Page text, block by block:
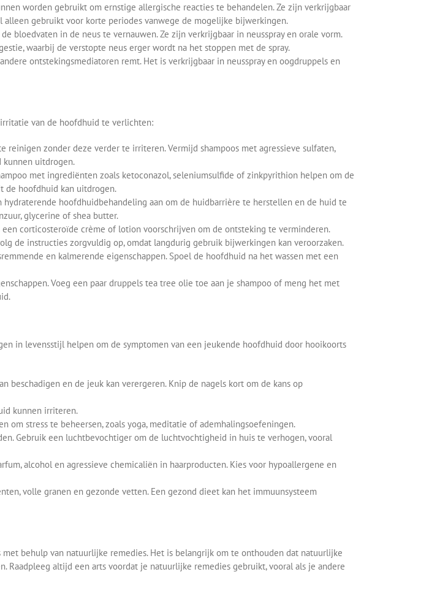
worden gebruikt om ernstige allergische reacties te behandelen. Ze zijn verkrijgbaar
alleen gebruikt voor korte periodes vanwege de mogelijke bijwerkingen.
bloedvaten in de neus te vernauwen. Ze zijn verkrijgbaar in neusspray en orale vorm.
waarbij de verstopte neus erger wordt na het stoppen met de spray.
ontstekingsmediatoren remt. Het is verkrijgbaar in neusspray en oogdruppels en
van de hoofdhuid te verlichten:
reinigen zonder deze verder te irriteren. Vermijd shampoos met agressieve sulfaten,
kunnen uitdrogen.
met ingrediënten zoals ketoconazol, seleniumsulfide of zinkpyrithion helpen om de
de hoofdhuid kan uitdrogen.
hydraterende hoofdhuidbehandeling aan om de huidbarrière te herstellen en de huid te
glycerine of shea butter.
corticosteroïde crème of lotion voorschrijven om de ontsteking te verminderen.
de instructies zorgvuldig op, omdat langdurig gebruik bijwerkingen kan veroorzaken.
en kalmerende eigenschappen. Spoel de hoofdhuid na het wassen met een
Voeg een paar druppels tea tree olie toe aan je shampoo of meng het met
in levensstijl helpen om de symptomen van een jeukende hoofdhuid door hooikoorts
beschadigen en de jeuk kan verergeren. Knip de nagels kort om de kans op
kunnen irriteren.
om stress te beheersen, zoals yoga, meditatie of ademhalingsoefeningen.
Gebruik een luchtbevochtiger om de luchtvochtigheid in huis te verhogen, vooral
alcohol en agressieve chemicaliën in haarproducten. Kies voor hypoallergene en
volle granen en gezonde vetten. Een gezond dieet kan het immuunsysteem
behulp van natuurlijke remedies. Het is belangrijk om te onthouden dat natuurlijke
altijd een arts voordat je natuurlijke remedies gebruikt, vooral als je andere